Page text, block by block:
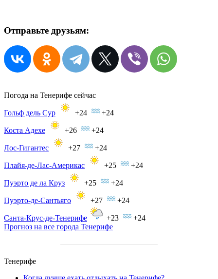
Отправьте друзьям:
Погода на Тенерифе сейчас
Гольф дель Сур +24 +24
Коста Адехе +26 +24
Лос-Гигантес +27 +24
Плайя-де-Лас-Америкас +25 +24
Пуэрто де ла Круз +25 +24
Пуэрто-де-Сантьяго +27 +24
Санта-Крус-де-Тенерифе +23
+24
Прогноз на все города Тенерифе
Тенерифе